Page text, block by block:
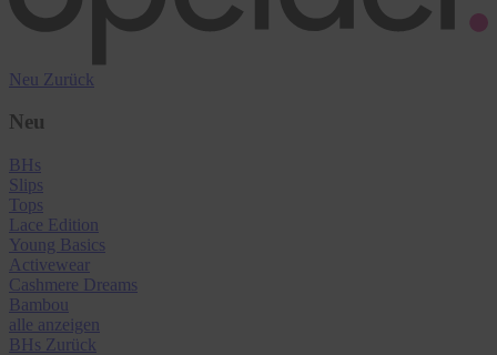
Neu Zurück
Neu
BHs
Slips
Tops
Lace Edition
Young Basics
Activewear
Cashmere Dreams
Bambou
alle anzeigen
BHs Zurück